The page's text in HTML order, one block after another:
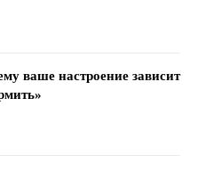
ваше настроение зависит